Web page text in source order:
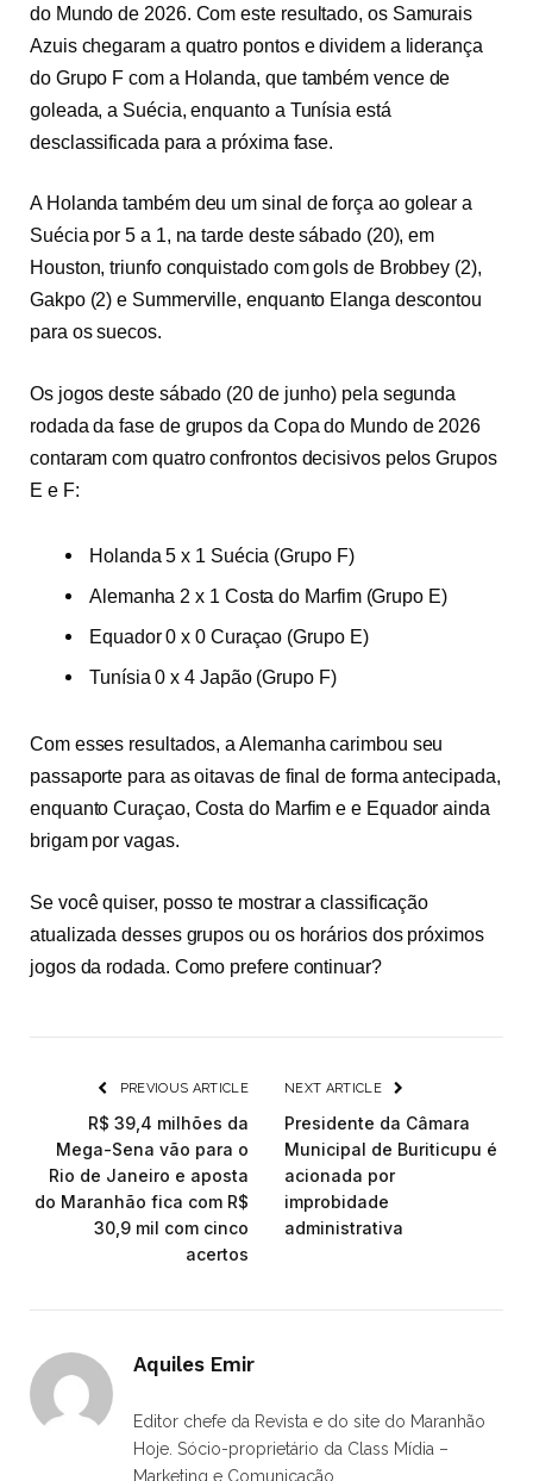
do Mundo de 2026. Com este resultado, os Samurais
Azuis chegaram a quatro pontos e dividem a liderança
do Grupo F com a Holanda, que também vence de
goleada, a Suécia, enquanto a Tunísia está
desclassificada para a próxima fase.
A Holanda também deu um sinal de força ao golear a
Suécia por 5 a 1, na tarde deste sábado (20), em
Houston, triunfo conquistado com gols de Brobbey (2),
Gakpo (2) e Summerville, enquanto Elanga descontou
para os suecos.
Os jogos deste sábado (20 de junho) pela segunda
rodada da fase de grupos da Copa do Mundo de 2026
contaram com quatro confrontos decisivos pelos Grupos
E e F:
Holanda 5 x 1 Suécia (Grupo F)
Alemanha 2 x 1 Costa do Marfim (Grupo E)
Equador 0 x 0 Curaçao (Grupo E)
Tunísia 0 x 4 Japão (Grupo F)
Com esses resultados, a Alemanha carimbou seu
passaporte para as oitavas de final de forma antecipada,
enquanto Curaçao, Costa do Marfim e e Equador ainda
brigam por vagas.
Se você quiser, posso te mostrar a classificação
atualizada desses grupos ou os horários dos próximos
jogos da rodada. Como prefere continuar?
PREVIOUS ARTICLE
R$ 39,4 milhões da
Mega-Sena vão para o
Rio de Janeiro e aposta
do Maranhão fica com R$
30,9 mil com cinco
acertos
NEXT ARTICLE
Presidente da Câmara
Municipal de Buriticupu é
acionada por
improbidade
administrativa
Aquiles Emir
Editor chefe da Revista e do site do Maranhão
Hoje. Sócio-proprietário da Class Mídia –
Marketing e Comunicação